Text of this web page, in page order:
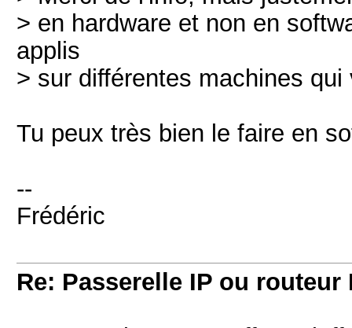
> en hardware et non en
applis
> sur différentes machines
Tu peux très bien le faire en
--
Frédéric
Re: Passerelle IP ou routeur